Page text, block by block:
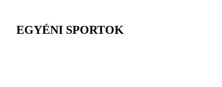
EGYÉNI SPORTOK